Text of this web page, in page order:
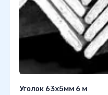
Уголок 63х5мм 6 м